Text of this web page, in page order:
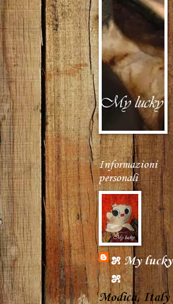
Informazioni
personali
೫ My lucky
೫
Modica, Italy